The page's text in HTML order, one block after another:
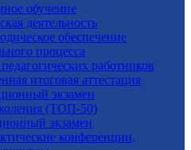
обучение
деятельность
обеспечение
процесса
работников
итоговая аттестация
экзамен
(ТОП-50)
экзамен
конференции,